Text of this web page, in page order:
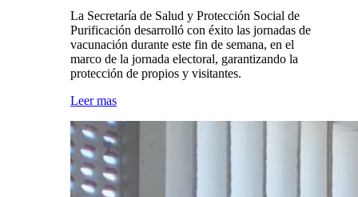
La Secretaría de Salud y Protección Social de
Purificación desarrolló con éxito las jornadas de
vacunación durante este fin de semana, en el
marco de la jornada electoral, garantizando la
protección de propios y visitantes.
Leer mas